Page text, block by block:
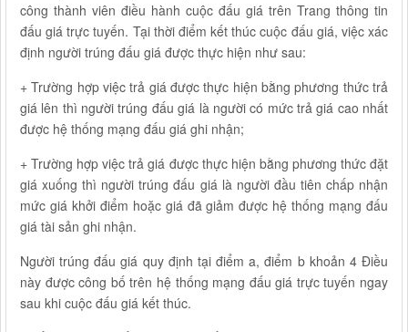
công thành viên điều hành cuộc đấu giá trên Trang thông tin
đấu giá trực tuyến. Tại thời điểm kết thúc cuộc đấu giá, việc xác
định người trúng đấu giá được thực hiện như sau:
+ Trường hợp việc trả giá được thực hiện bằng phương thức trả
giá lên thì người trúng đấu giá là người có mức trả giá cao nhất
được hệ thống mạng đấu giá ghi nhận;
+ Trường hợp việc trả giá được thực hiện bằng phương thức đặt
giá xuống thì người trúng đấu giá là người đầu tiên chấp nhận
mức giá khởi điểm hoặc giá đã giảm được hệ thống mạng đấu
giá tài sản ghi nhận.
Người trúng đấu giá quy định tại điểm a, điểm b khoản 4 Điều
này được công bố trên hệ thống mạng đấu giá trực tuyến ngay
sau khi cuộc đấu giá kết thúc.